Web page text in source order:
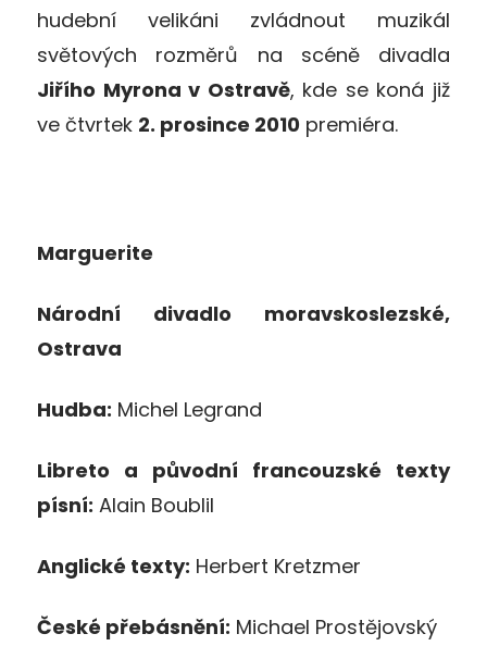
hudební velikáni zvládnout muzikál
světových rozměrů na scéně divadla
Jiřího Myrona v Ostravě, kde se koná již
ve čtvrtek 2. prosince 2010 premiéra.
Marguerite
Národní divadlo moravskoslezské,
Ostrava
Hudba: Michel Legrand
Libreto a původní francouzské texty
písní: Alain Boublil
Anglické texty: Herbert Kretzmer
České přebásnění: Michael Prostějovský